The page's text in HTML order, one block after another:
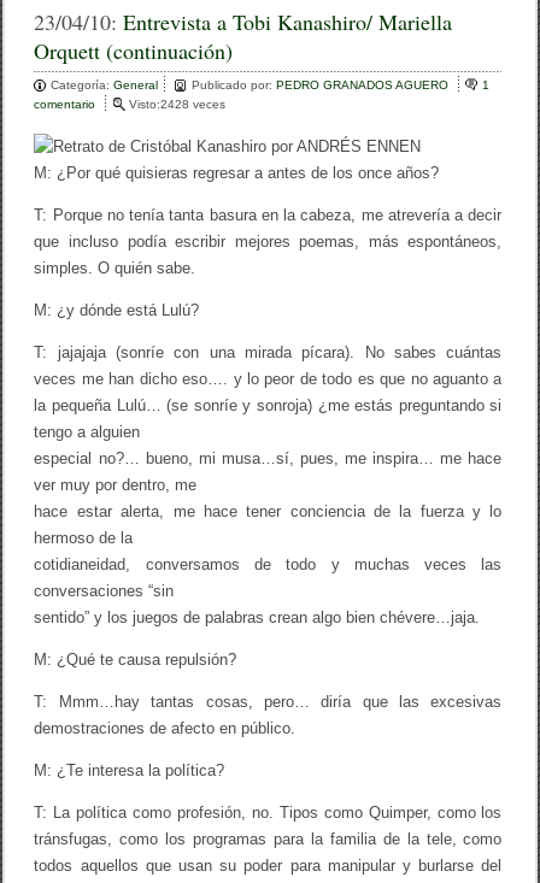
c
e
b
o
o
k
tt
er
m
p
ar
tir
23/04/10:Entrevista a Tobi Kanashiro/ Mariella
Orquett (continuación)
Categoría:General Publicado por:PEDRO GRANADOS AGUERO
1
comentario
E
t
e
v
s
a
T
o
i
K
a
s
r
o
M
e
O
q
u
t
Visto:2428 veces
M: ¿Por qué quisieras regresar a antes de los once años?
T: Porque no tenía tanta basura en la cabeza, me atrevería a decir
que incluso podía escribir mejores poemas, más espontáneos,
simples. O quién sabe.
M: ¿y dónde está Lulú?
T: jajajaja (sonríe con una mirada pícara). No sabes cuántas
veces me han dicho eso…. y lo peor de todo es que no aguanto a
la pequeña Lulú… (se sonríe y sonroja) ¿me estás preguntando si
tengo a alguien
especial no?… bueno, mi musa…sí, pues, me inspira… me hace
ver muy por dentro, me
hace estar alerta, me hace tener conciencia de la fuerza y lo
hermoso de la
cotidianeidad, conversamos de todo y muchas veces las
conversaciones “sin
sentido” y los juegos de palabras crean algo bien chévere…jaja.
M: ¿Qué te causa repulsión?
T: Mmm…hay tantas cosas, pero… diría que las excesivas
demostraciones de afecto en público.
M: ¿Te interesa la política?
T: La política como profesión, no. Tipos como Quimper, como los
tránsfugas, como los programas para la familia de la tele, como
todos aquellos que usan su poder para manipular y burlarse del